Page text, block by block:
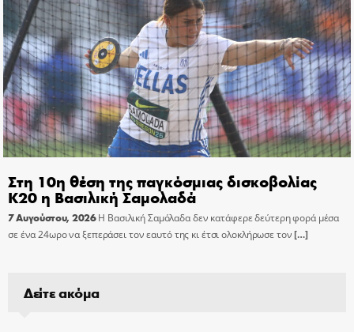
Στη 10η θέση της παγκόσμιας δισκοβολίας
Κ20 η Βασιλική Σαμολαδά
7 Αυγούστου, 2026 Η Βασιλική Σαμόλαδα δεν κατάφερε δεύτερη φορά μέσα
σε ένα 24ωρο να ξεπεράσει τον εαυτό της κι έτσι ολοκλήρωσε τον[…]
Δείτε ακόμα